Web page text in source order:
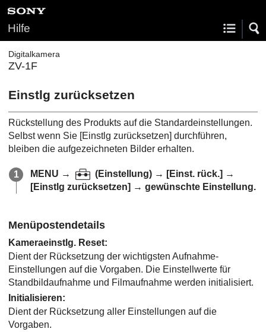
Hilfe
Digitalkamera
ZV-1F
Einstlg zurücksetzen
Rückstellung des Produkts auf die Standardeinstellungen.
Selbst wenn Sie [Einstlg zurücksetzen] durchführen,
bleiben die aufgezeichneten Bilder erhalten.
MENU → (Einstellung) → [Einst. rück.] →
[Einstlg zurücksetzen] → gewünschte Einstellung.
Menüpostendetails
Kameraeinstlg. Reset:
Dient der Rücksetzung der wichtigsten Aufnahme-
Einstellungen auf die Vorgaben. Die Einstellwerte für
Standbildaufnahme und Filmaufnahme werden initialisiert.
Initialisieren:
Dient der Rücksetzung aller Einstellungen auf die
Vorgaben.